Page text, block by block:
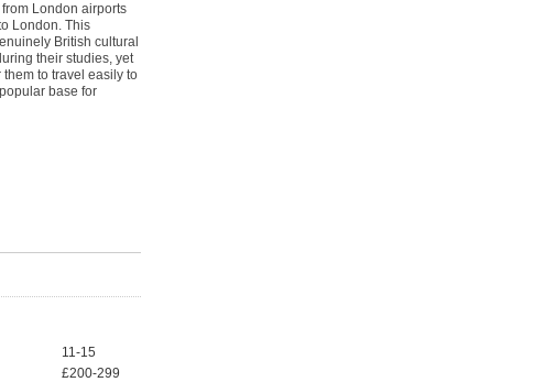
London airports
London. This
British cultural
their studies, yet
to travel easily to
base for
11-15
£200-299